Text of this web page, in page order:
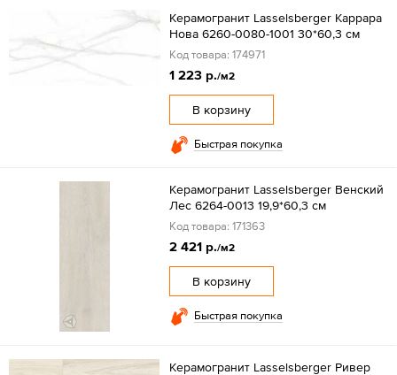
Керамогранит Lasselsberger Каррара
Нова 6260-0080-1001 30*60,3 см
Код товара: 174971
1 223 р./м2
В корзину
Быстрая покупка
Керамогранит Lasselsberger Венский
Лес 6264-0013 19,9*60,3 см
Код товара: 171363
2 421 р./м2
В корзину
Быстрая покупка
Керамогранит Lasselsberger Ривер